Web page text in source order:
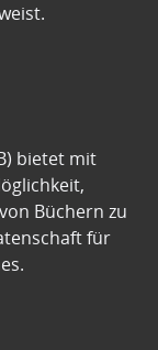
bietet mit
Büchern zu
für